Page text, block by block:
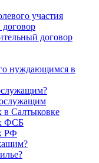
участия
договор
нуждающимся в
Салтыковке
ФСБ
РФ